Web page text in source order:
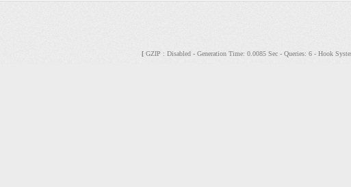
[ GZIP : Disabled - Generation Time: 0.0085 Sec - Queries: 6 - Hook